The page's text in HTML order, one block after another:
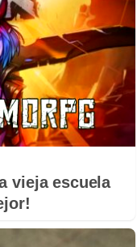
vieja escuela